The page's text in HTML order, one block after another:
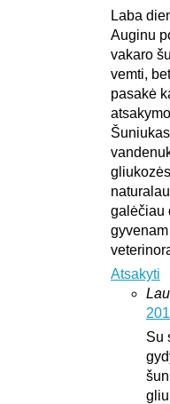
Laba
Auginu
vakaro
vemti,
pasakė
galėčiau
Atsakyti
Su